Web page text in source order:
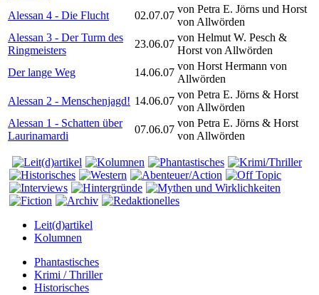
Alessan 4 - Die Flucht
02.07.07
von Petra E. Jörns und Horst
von Allwörden
Alessan 3 - Der Turm des
Ringmeisters
23.06.07
von Helmut W. Pesch &
Horst von Allwörden
Der lange Weg
14.06.07
von Horst Hermann von
Allwörden
Alessan 2 - Menschenjagd! 14.06.07
von Petra E. Jörns & Horst
von Allwörden
Alessan 1 - Schatten über
Laurinamardi
07.06.07
von Petra E. Jörns & Horst
von Allwörden
Leit(d)artikel
Kolumnen
Phantastisches
Krimi / Thriller
Historisches